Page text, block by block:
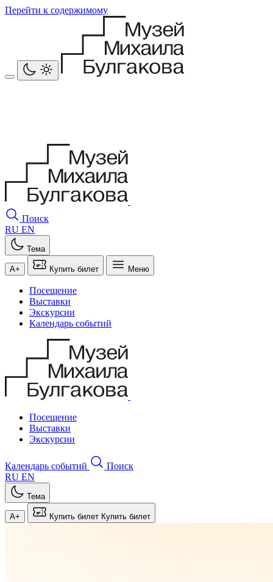
Перейти к содержимому
Поиск
RU EN
Тема
A+ Купить билет Меню
Посещение
Выставки
Экскурсии
Календарь событий
Посещение
Выставки
Экскурсии
Календарь событий
Поиск
RU EN
Тема
A+ Купить билет Купить билет